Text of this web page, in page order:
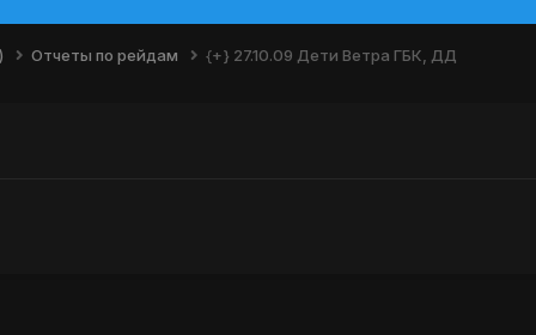
Отчеты по рейдам {+} 27.10.09 Дети Ветра ГБК, ДД